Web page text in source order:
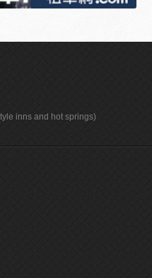
inns and hot springs)